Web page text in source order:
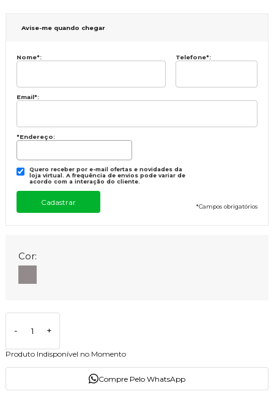
Avise-me quando chegar
Nome*: Telefone*:
Email*:
*Endereço:
Quero receber por e-mail ofertas e novidades da
loja virtual. A frequência de envios pode variar de
acordo com a interação do cliente.
*Campos obrigatórios
Cor:
- +
Produto Indisponível no Momento
Compre Pelo WhatsApp